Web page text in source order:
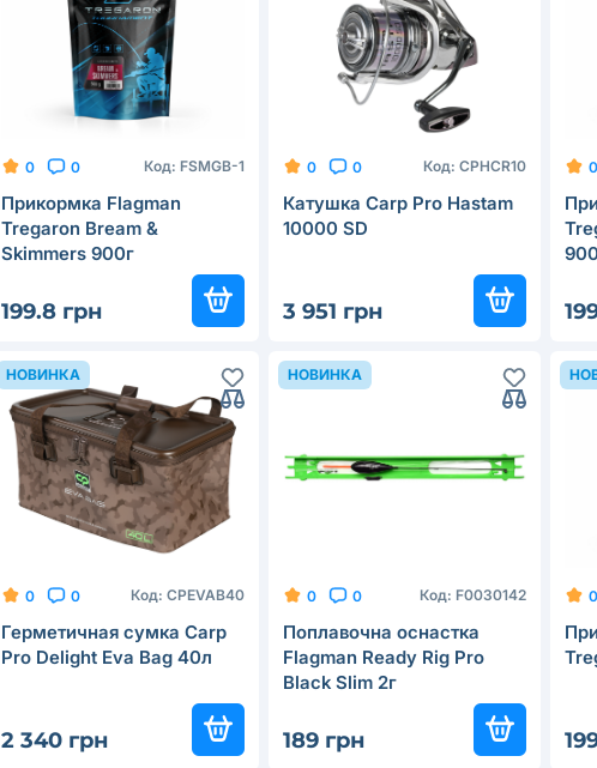
0 0 Код: FSMGB-1
Прикормка Flagman
Tregaron Bream &
Skimmers 900г
199.8 грн
0 0 Код: CPHCR10
Катушка Carp Pro Hastam
10000 SD
3 951 грн
0
НОВИНКА
0 0 Код: CPEVAB40
Герметичная сумка Carp
Pro Delight Eva Bag 40л
2 340 грн
НОВИНКА
0 0 Код: F0030142
Поплавочна оснастка
Flagman Ready Rig Pro
Black Slim 2г
189 грн
0